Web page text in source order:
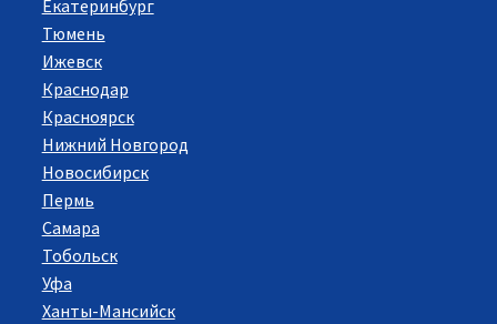
Екатеринбург
Тюмень
Ижевск
Краснодар
Красноярск
Нижний Новгород
Новосибирск
Пермь
Самара
Тобольск
Уфа
Ханты-Мансийск